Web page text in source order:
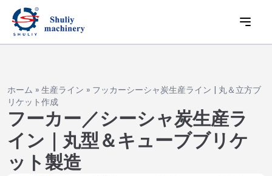
ホーム » 生産ライン » フッカーシーシャ炭生産ライン | 丸＆立方ブ
リケット作成
フーカー／シーシャ炭生産ラ
イン｜丸型＆キューブブリケ
ット製造